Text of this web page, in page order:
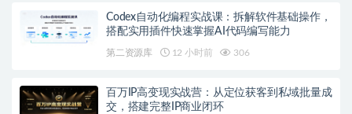
Codex自动化编程实战课：拆解软件基础操作，
搭配实用插件快速掌握AI代码编写能力
第二资源库 12 小时前 306
百万IP高变现实战营：从定位获客到私域批量成
交，搭建完整IP商业闭环